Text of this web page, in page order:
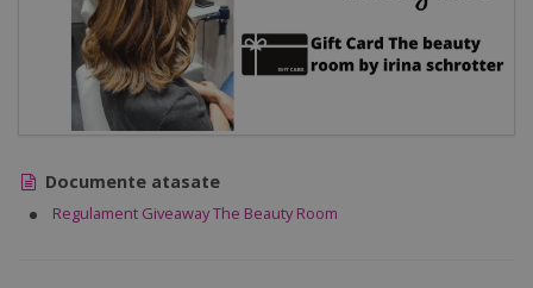
Documente atasate
Regulament Giveaway The Beauty Room